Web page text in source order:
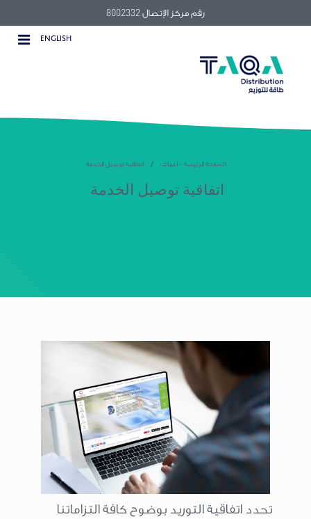
رقم مركز الإتصال 8002332
ENGLISH
الصفحة الرئيسة - اعمالك اتفاقية توصيل الخدمة
اتفاقية توصيل الخدمة
تحدد اتفاقية التوريد بوضوح كافة التزاماتنا